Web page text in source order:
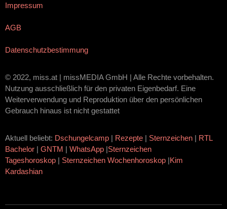
Impressum
AGB
Datenschutzbestimmung
© 2022, miss.at | missMEDIA GmbH | Alle Rechte vorbehalten.
Nutzung ausschließlich für den privaten Eigenbedarf. Eine
Weiterverwendung und Reproduktion über den persönlichen
Gebrauch hinaus ist nicht gestattet
Aktuell beliebt: Dschungelcamp | Rezepte | Sternzeichen | RTL
Bachelor | GNTM | WhatsApp |Sternzeichen
Tageshoroskop | Sternzeichen Wochenhoroskop |Kim
Kardashian